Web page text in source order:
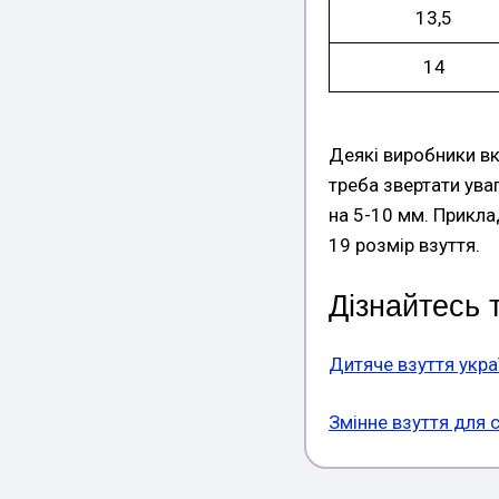
13,5
14
Деякі виробники
треба звертати
на 5-10 мм.
19 розмір взуття.
Дізнайтесь
Дитяче взуття
Змінне взуття для